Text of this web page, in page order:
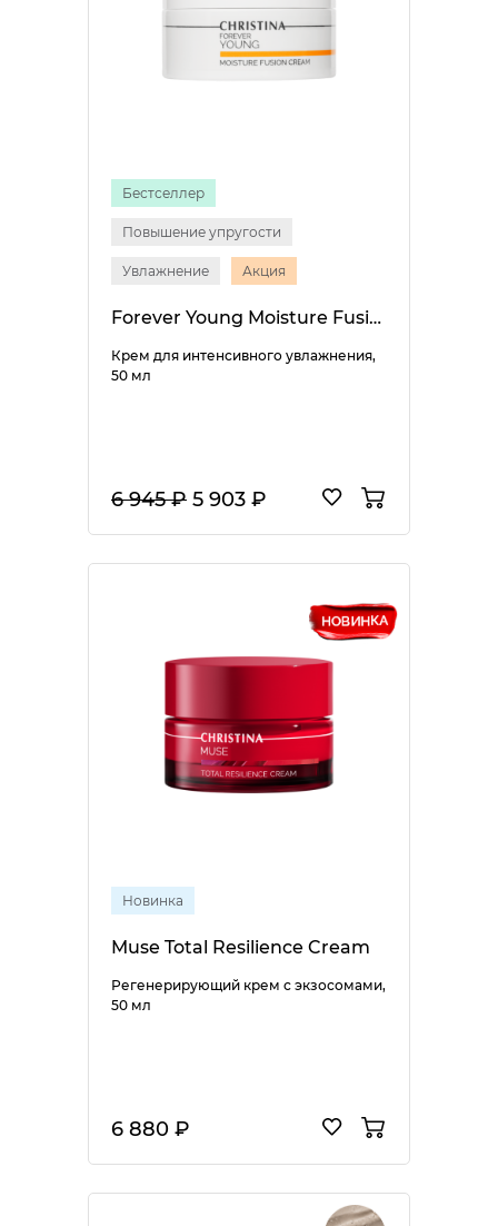
Бестселлер
Повышение упругости
Увлажнение Акция
Forever Young Moisture Fusion Cream
Крем для интенсивного увлажнения,
50 мл
6 945 ₽ 5 903 ₽
Новинка
Muse Total Resilience Cream
Регенерирующий крем с экзосомами,
50 мл
6 880 ₽